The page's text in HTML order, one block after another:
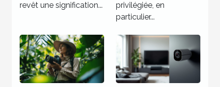
revêt une signification...
privilégiée, en
particulier...